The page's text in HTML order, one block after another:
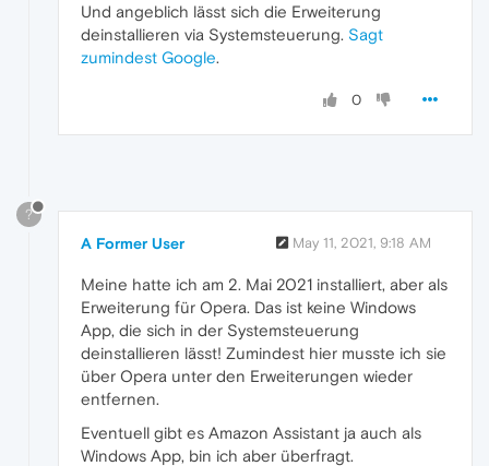
Und angeblich lässt sich die Erweiterung
deinstallieren via Systemsteuerung. Sagt
zumindest Google.
0
?
A Former User May 11, 2021, 9:18 AM
Meine hatte ich am 2. Mai 2021 installiert, aber als
Erweiterung für Opera. Das ist keine Windows
App, die sich in der Systemsteuerung
deinstallieren lässt! Zumindest hier musste ich sie
über Opera unter den Erweiterungen wieder
entfernen.
Eventuell gibt es Amazon Assistant ja auch als
Windows App, bin ich aber überfragt.